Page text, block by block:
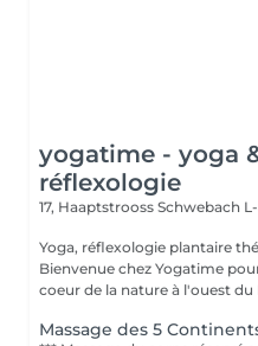
yogatime - yoga
réflexologie
17, Haaptstrooss Schwebach L-
Yoga, réflexologie plantaire
Bienvenue chez Yogatime
coeur de la nature à l'ouest du
Massage des 5